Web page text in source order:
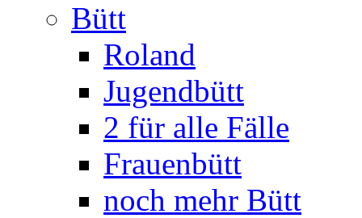
Bütt
Roland
Jugendbütt
2 für alle Fälle
Frauenbütt
noch mehr Bütt